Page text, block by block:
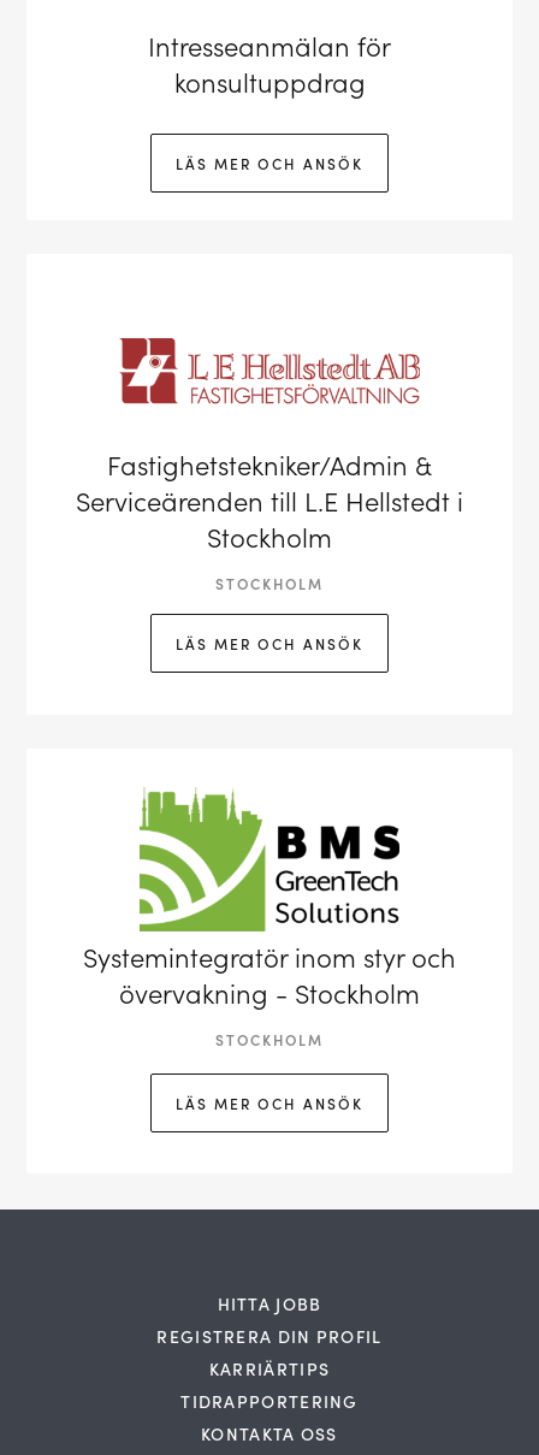
Intresseanmälan för
konsultuppdrag
LÄS MER OCH ANSÖK
Fastighetstekniker/Admin &
Serviceärenden till L.E Hellstedt i
Stockholm
STOCKHOLM
LÄS MER OCH ANSÖK
Systemintegratör inom styr och
övervakning - Stockholm
STOCKHOLM
LÄS MER OCH ANSÖK
HITTA JOBB
REGISTRERA DIN PROFIL
KARRIÄRTIPS
TIDRAPPORTERING
KONTAKTA OSS